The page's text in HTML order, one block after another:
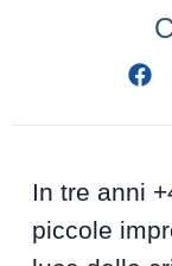
In tre anni
piccole